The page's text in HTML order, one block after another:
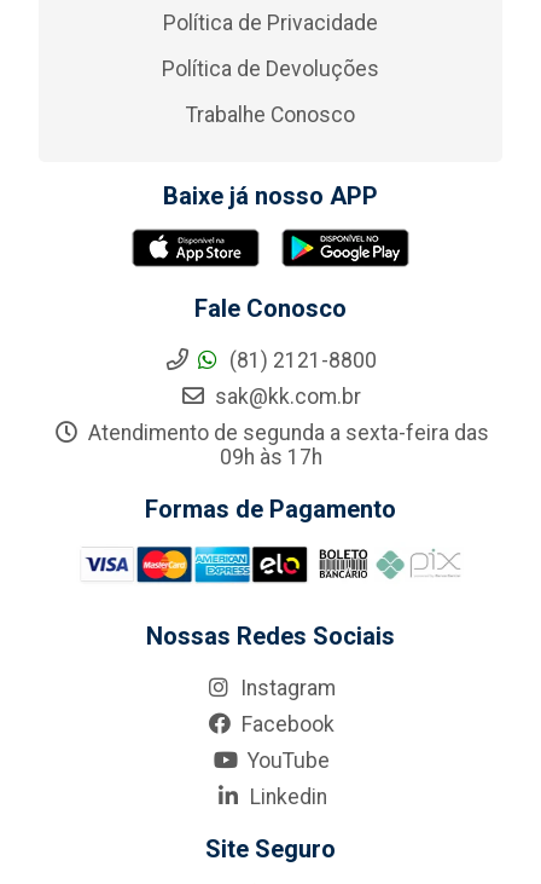
Política de Privacidade
Política de Devoluções
Trabalhe Conosco
Baixe já nosso APP
Fale Conosco
(81) 2121-8800
sak@kk.com.br
Atendimento de segunda a sexta-feira das
09h às 17h
Formas de Pagamento
Nossas Redes Sociais
Instagram
Facebook
YouTube
Linkedin
Site Seguro